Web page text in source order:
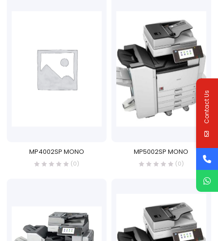
MP4002SP MONO
(0)
MP5002SP MONO
(0)
Contact Us